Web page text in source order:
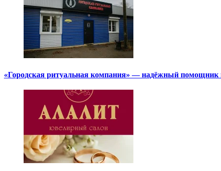
«Городская ритуальная компания» — надёжный помощник